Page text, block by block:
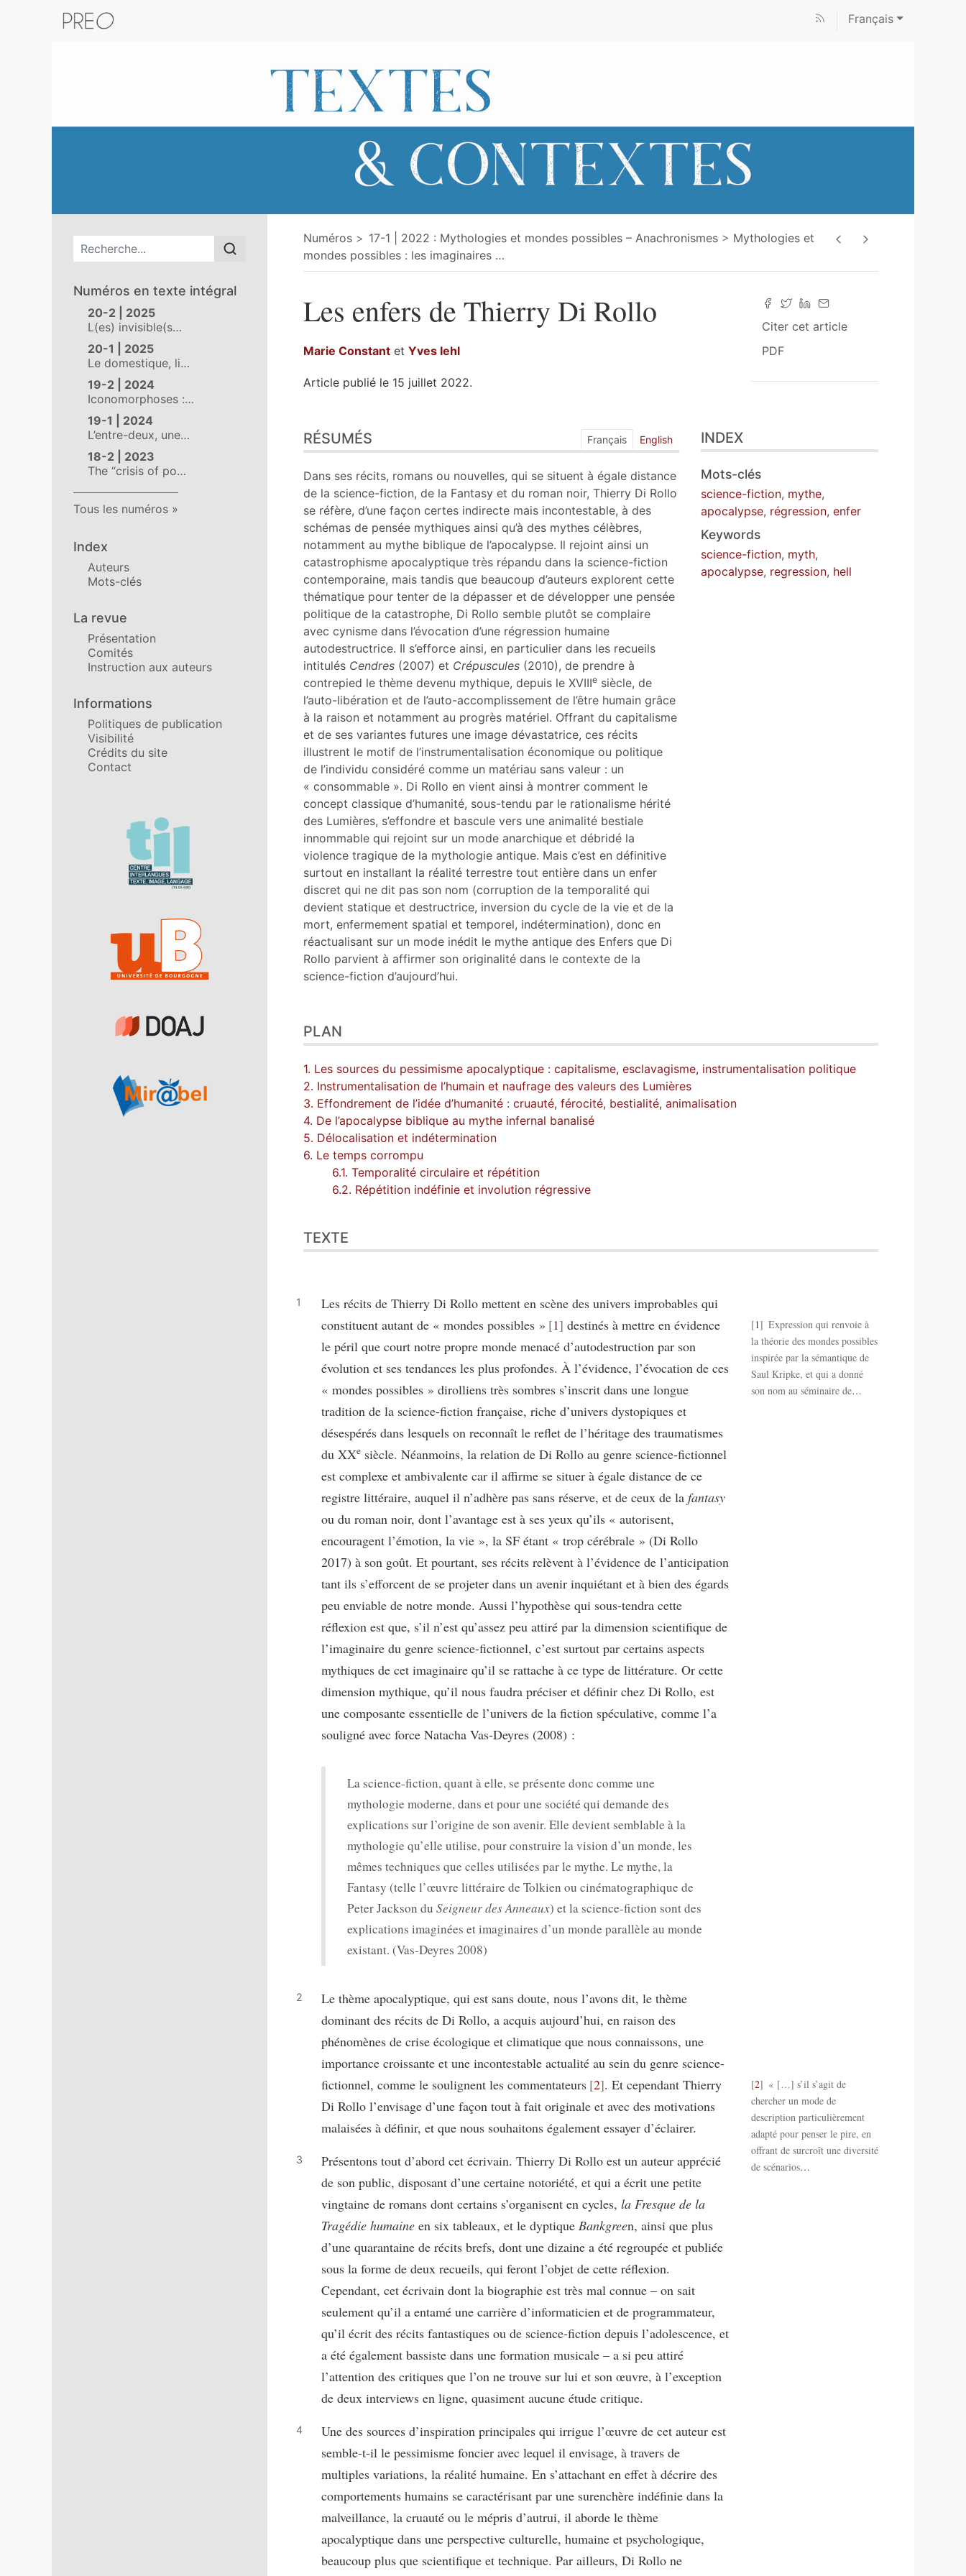
Français
Menu principal
Numéros en texte intégral
20-2 | 2025
L(es) invisible(s…
20-1 | 2025
Le domestique, li…
19-2 | 2024
Iconomorphoses :…
19-1 | 2024
L’entre-deux, une…
18-2 | 2023
The “crisis of po…
Tous les numéros
Index
Auteurs
Mots-clés
La revue
Présentation
Comités
Instruction aux auteurs
Informations
Politiques de publication
Visibilité
Crédits du site
Contact
Affiliations/partenaires
Numéros 17-1 | 2022 : Mythologies et mondes possibles – Anachronismes
Mythologies et
mondes possibles : les imaginaires …
Citer cet article
PDF
Les enfers de Thierry Di Rollo
Marie Constant et Yves Iehl
Article publié le 15 juillet 2022.
Index
Plan
Texte
Bibliographie
Notes
Citer cet article
Auteurs
RÉSUMÉS Français English
Dans ses récits, romans ou nouvelles, qui se situent à égale distance
de la science-fiction, de la Fantasy et du roman noir, Thierry Di Rollo
se réfère, d’une façon certes indirecte mais incontestable, à des
schémas de pensée mythiques ainsi qu’à des mythes célèbres,
notamment au mythe biblique de l’apocalypse. Il rejoint ainsi un
catastrophisme apocalyptique très répandu dans la science-fiction
contemporaine, mais tandis que beaucoup d’auteurs explorent cette
thématique pour tenter de la dépasser et de développer une pensée
politique de la catastrophe, Di Rollo semble plutôt se complaire
avec cynisme dans l’évocation d’une régression humaine
autodestructrice. Il s’efforce ainsi, en particulier dans les recueils
intitulés Cendres (2007) et Crépuscules (2010), de prendre à
contrepied le thème devenu mythique, depuis le XVIIIe siècle, de
l’auto-libération et de l’auto-accomplissement de l’être humain grâce
à la raison et notamment au progrès matériel. Offrant du capitalisme
et de ses variantes futures une image dévastatrice, ces récits
illustrent le motif de l’instrumentalisation économique ou politique
de l’individu considéré comme un matériau sans valeur : un
« consommable ». Di Rollo en vient ainsi à montrer comment le
concept classique d’humanité, sous-tendu par le rationalisme hérité
des Lumières, s’effondre et bascule vers une animalité bestiale
innommable qui rejoint sur un mode anarchique et débridé la
violence tragique de la mythologie antique. Mais c’est en définitive
surtout en installant la réalité terrestre tout entière dans un enfer
discret qui ne dit pas son nom (corruption de la temporalité qui
devient statique et destructrice, inversion du cycle de la vie et de la
mort, enfermement spatial et temporel, indétermination), donc en
réactualisant sur un mode inédit le mythe antique des Enfers que Di
Rollo parvient à affirmer son originalité dans le contexte de la
science-fiction d’aujourd’hui.
INDEX
Mots-clés
science-fiction, mythe,
apocalypse, régression,enfer
Keywords
science-fiction, myth,
apocalypse, regression, hell
PLAN
1. Les sources du pessimisme apocalyptique : capitalisme, esclavagisme, instrumentalisation politique
2. Instrumentalisation de l’humain et naufrage des valeurs des Lumières
3. Effondrement de l’idée d’humanité : cruauté, férocité, bestialité, animalisation
4. De l’apocalypse biblique au mythe infernal banalisé
5. Délocalisation et indétermination
6. Le temps corrompu
6.1. Temporalité circulaire et répétition
6.2. Répétition indéfinie et involution régressive
TEXTE
Les récits de Thierry Di Rollo mettent en scène des univers improbables qui
constituent autant de « mondes possibles » 1 destinés à mettre en évidence
le péril que court notre propre monde menacé d’autodestruction par son
évolution et ses tendances les plus profondes. À l’évidence, l’évocation de ces
« mondes possibles » dirolliens très sombres s’inscrit dans une longue
tradition de la science-fiction française, riche d’univers dystopiques et
désespérés dans lesquels on reconnaît le reflet de l’héritage des traumatismes
du XXe siècle. Néanmoins, la relation de Di Rollo au genre science-fictionnel
est complexe et ambivalente car il affirme se situer à égale distance de ce
registre littéraire, auquel il n’adhère pas sans réserve, et de ceux de la fantasy
ou du roman noir, dont l’avantage est à ses yeux qu’ils « autorisent,
encouragent l’émotion, la vie », la SF étant « trop cérébrale » (Di Rollo
2017) à son goût. Et pourtant, ses récits relèvent à l’évidence de l’anticipation
tant ils s’efforcent de se projeter dans un avenir inquiétant et à bien des égards
peu enviable de notre monde. Aussi l’hypothèse qui sous-tendra cette
réflexion est que, s’il n’est qu’assez peu attiré par la dimension scientifique de
l’imaginaire du genre science-fictionnel, c’est surtout par certains aspects
mythiques de cet imaginaire qu’il se rattache à ce type de littérature. Or cette
dimension mythique, qu’il nous faudra préciser et définir chez Di Rollo, est
une composante essentielle de l’univers de la fiction spéculative, comme l’a
souligné avec force Natacha Vas-Deyres (2008) :
La science-fiction, quant à elle, se présente donc comme une
mythologie moderne, dans et pour une société qui demande des
explications sur l’origine de son avenir. Elle devient semblable à la
mythologie qu’elle utilise, pour construire la vision d’un monde, les
mêmes techniques que celles utilisées par le mythe. Le mythe, la
Fantasy (telle l’œuvre littéraire de Tolkien ou cinématographique de
Peter Jackson du Seigneur des Anneaux) et la science-fiction sont des
explications imaginées et imaginaires d’un monde parallèle au monde
existant. (Vas-Deyres 2008)
Le thème apocalyptique, qui est sans doute, nous l’avons dit, le thème
dominant des récits de Di Rollo, a acquis aujourd’hui, en raison des
phénomènes de crise écologique et climatique que nous connaissons, une
importance croissante et une incontestable actualité au sein du genre science-
fictionnel, comme le soulignent les commentateurs 2 . Et cependant Thierry
Di Rollo l’envisage d’une façon tout à fait originale et avec des motivations
malaisées à définir, et que nous souhaitons également essayer d’éclairer.
Présentons tout d’abord cet écrivain. Thierry Di Rollo est un auteur apprécié
de son public, disposant d’une certaine notoriété, et qui a écrit une petite
vingtaine de romans dont certains s’organisent en cycles, la Fresque de la
Tragédie humaine en six tableaux, et le dyptique Bankgreen, ainsi que plus
d’une quarantaine de récits brefs, dont une dizaine a été regroupée et publiée
sous la forme de deux recueils, qui feront l’objet de cette réflexion.
Cependant, cet écrivain dont la biographie est très mal connue – on sait
seulement qu’il a entamé une carrière d’informaticien et de programmateur,
qu’il écrit des récits fantastiques ou de science-fiction depuis l’adolescence, et
a été également bassiste dans une formation musicale – a si peu attiré
l’attention des critiques que l’on ne trouve sur lui et son œuvre, à l’exception
de deux interviews en ligne, quasiment aucune étude critique.
Une des sources d’inspiration principales qui irrigue l’œuvre de cet auteur est
semble-t-il le pessimisme foncier avec lequel il envisage, à travers de
multiples variations, la réalité humaine. En s’attachant en effet à décrire des
comportements humains se caractérisant par une surenchère indéfinie dans la
malveillance, la cruauté ou le mépris d’autrui, il aborde le thème
apocalyptique dans une perspective culturelle, humaine et psychologique,
beaucoup plus que scientifique et technique. Par ailleurs, Di Rollo ne
1
Expression qui renvoie à
la théorie des mondes possibles
inspirée par la sémantique de
Saul Kripke, et qui a donné
son nom au séminaire de…
2
« […] s’il s’agit de
chercher un mode de
description particulièrement
adapté pour penser le pire, en
offrant de surcroît une diversité
de scénarios…